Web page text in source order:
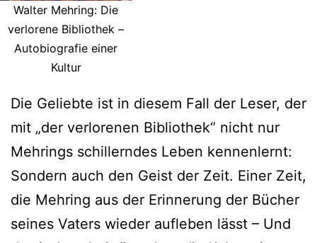
Walter Mehring: Die
verlorene Bibliothek –
Autobiografie einer
Kultur
Die Geliebte ist in diesem Fall der Leser, der
mit „der verlorenen Bibliothek“ nicht nur
Mehrings schillerndes Leben kennenlernt:
Sondern auch den Geist der Zeit. Einer Zeit,
die Mehring aus der Erinnerung der Bücher
seines Vaters wieder aufleben lässt – Und